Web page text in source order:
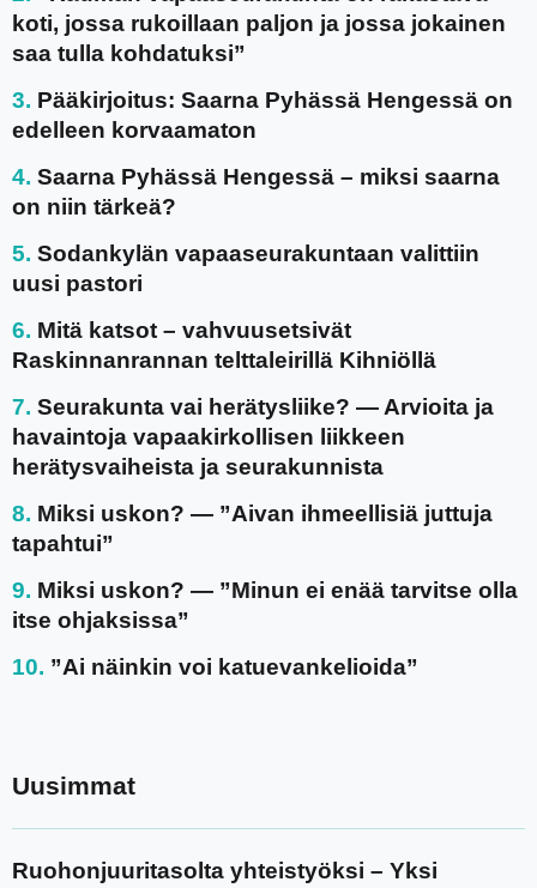
koti, jossa rukoillaan paljon ja jossa jokainen
saa tulla kohdatuksi”
Pääkirjoitus: Saarna Pyhässä Hengessä on
edelleen korvaamaton
Saarna Pyhässä Hengessä – miksi saarna
on niin tärkeä?
Sodankylän vapaaseurakuntaan valittiin
uusi pastori
Mitä katsot – vahvuusetsivät
Raskinnanrannan telttaleirillä Kihniöllä
Seurakunta vai herätysliike? — Arvioita ja
havaintoja vapaakirkollisen liikkeen
herätysvaiheista ja seurakunnista
Miksi uskon? — ”Aivan ihmeellisiä juttuja
tapahtui”
Miksi uskon? — ”Minun ei enää tarvitse olla
itse ohjaksissa”
”Ai näinkin voi katuevankelioida”
Uusimmat
Ruohonjuuritasolta yhteistyöksi – Yksi